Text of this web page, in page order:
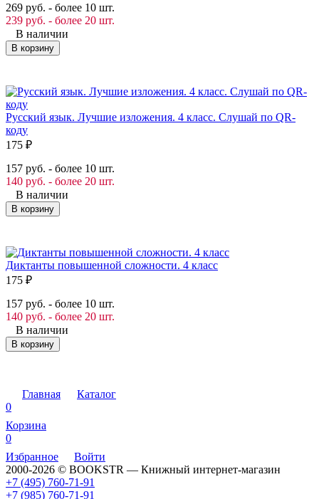
269 руб. - более 10 шт.
239 руб. - более 20 шт.
В наличии
В корзину
Русский язык. Лучшие изложения. 4 класс. Слушай по QR-
коду
175 ₽
157 руб. - более 10 шт.
140 руб. - более 20 шт.
В наличии
В корзину
Диктанты повышенной сложности. 4 класс
175 ₽
157 руб. - более 10 шт.
140 руб. - более 20 шт.
В наличии
В корзину
Главная
Каталог
0
Корзина
0
Избранное
Войти
2000-2026 © BOOKSTR — Книжный интернет-магазин
+7 (495) 760-71-91
+7 (985) 760-71-91